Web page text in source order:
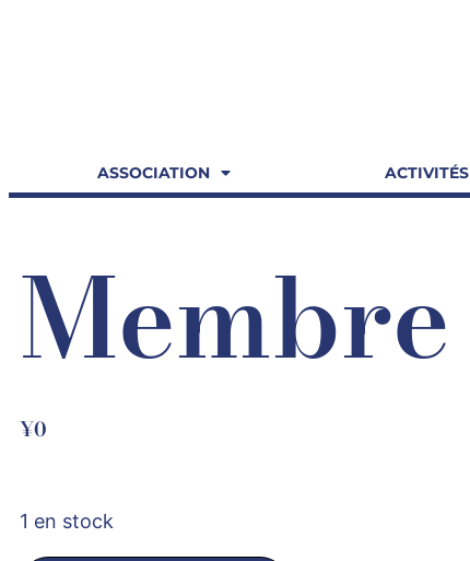
ASSOCIATION ACTIVITÉS
Membre
¥0
1 en stock